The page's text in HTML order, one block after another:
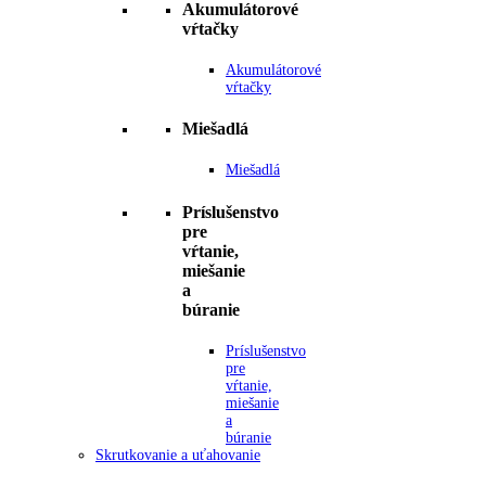
Akumulátorové
vŕtačky
Akumulátorové
vŕtačky
Miešadlá
Miešadlá
Príslušenstvo
pre
vŕtanie,
miešanie
a
búranie
Príslušenstvo
pre
vŕtanie,
miešanie
a
búranie
Skrutkovanie a uťahovanie